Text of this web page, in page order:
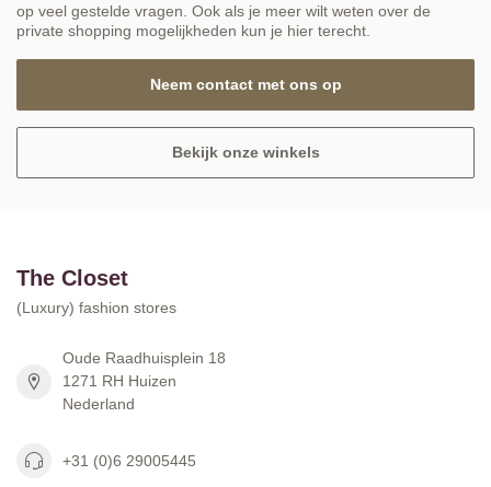
op veel gestelde vragen. Ook als je meer wilt weten over de
private shopping mogelijkheden kun je hier terecht.
Neem contact met ons op
Bekijk onze winkels
The Closet
(Luxury) fashion stores
Oude Raadhuisplein 18
1271 RH Huizen
Nederland
+31 (0)6 29005445